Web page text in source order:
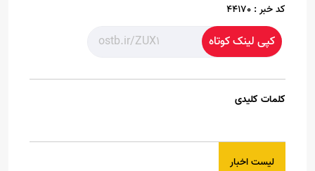
کد خبر : 44170
کپی لینک کوتاه
کلمات کلیدی
لیست اخبار